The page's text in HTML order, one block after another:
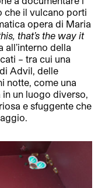
che il vulcano porti
opera di Maria
that’s the way it
all’interno della
– tra cui una
Advil, delle
notte, come una
un luogo diverso,
e sfuggente che